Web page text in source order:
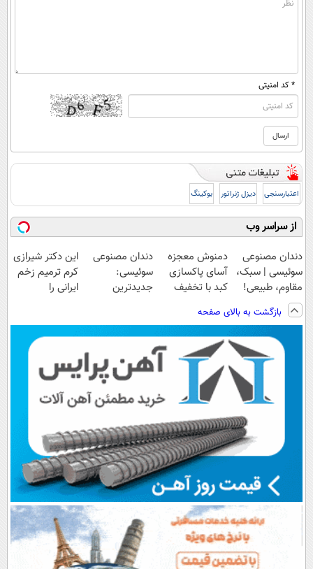
* کد امنیتی
اعتبارسنجی دیزل ژنراتور بوکینگ
از سراسر وب
دندان مصنوعی
سوئیسی | سبک،
مقاوم، طبیعی!
ویزیت
رایگان+پرداخت
اقساطی😍
دمنوش معجزه
آسای پاکسازی
کبد با تخفیف
دندان مصنوعی
سوئیسی:
جدیدترین
پرداخت قسطی
این دکتر شیرازی
کرم ترمیم زخم
ایرانی را
بازگشت به بالای صفحه